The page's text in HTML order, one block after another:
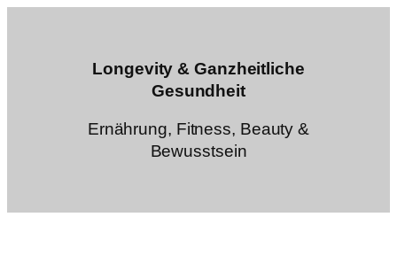
Longevity & Ganzheitliche
Gesundheit
Ernährung, Fitness, Beauty &
Bewusstsein